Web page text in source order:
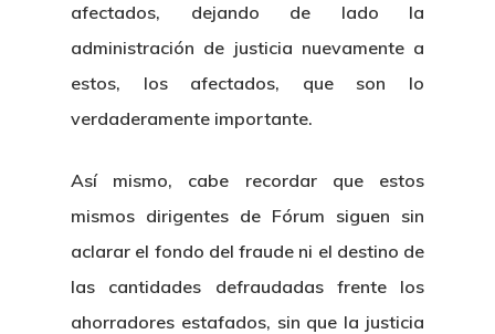
afectados, dejando de lado la
administración de justicia nuevamente a
estos, los afectados, que son lo
verdaderamente importante.
Así mismo, cabe recordar que estos
mismos dirigentes de Fórum siguen sin
aclarar el fondo del fraude ni el destino de
las cantidades defraudadas frente los
ahorradores estafados, sin que la justicia